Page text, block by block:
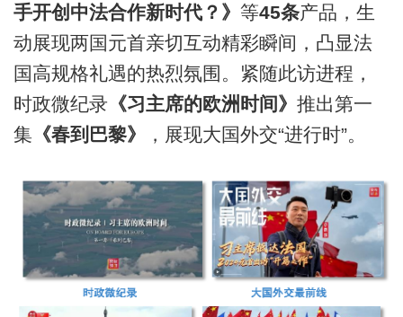
手开创中法合作新时代？》 等45条产品，生
动展现两国元首亲切互动精彩瞬间，凸显法
国高规格礼遇的热烈氛围。紧随此访进程，
时政微纪录 《习主席的欧洲时间》 推出第一
集 《春到巴黎》 ，展现大国外交“进行时”。